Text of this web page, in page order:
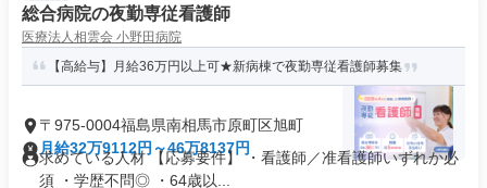
総合病院の夜勤専従看護師
医療法人相雲会 小野田病院
【高給与】月給36万円以上可★新病棟で夜勤専従看護師募集
〒975-0004福島県南相馬市原町区旭町
月給32万9112円～46万8137円
求めている人材 【応募要件】 ・看護師／准看護師いずれか必
須 ・学歴不問◎ ・64歳以...